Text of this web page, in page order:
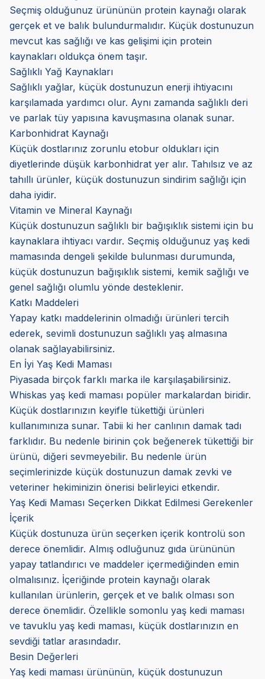
Seçmiş olduğunuz ürününün protein kaynağı olarak
gerçek et ve balık bulundurmalıdır. Küçük dostunuzun
mevcut kas sağlığı ve kas gelişimi için protein
kaynakları oldukça önem taşır.
Sağlıklı Yağ Kaynakları
Sağlıklı yağlar, küçük dostunuzun enerji ihtiyacını
karşılamada yardımcı olur. Aynı zamanda sağlıklı deri
ve parlak tüy yapısına kavuşmasına olanak sunar.
Karbonhidrat Kaynağı
Küçük dostlarınız zorunlu etobur oldukları için
diyetlerinde düşük karbonhidrat yer alır. Tahılsız ve az
tahıllı ürünler, küçük dostunuzun sindirim sağlığı için
daha iyidir.
Vitamin ve Mineral Kaynağı
Küçük dostunuzun sağlıklı bir bağışıklık sistemi için bu
kaynaklara ihtiyacı vardır. Seçmiş olduğunuz yaş kedi
mamasında dengeli şekilde bulunması durumunda,
küçük dostunuzun bağışıklık sistemi, kemik sağlığı ve
genel sağlığı olumlu yönde desteklenir.
Katkı Maddeleri
Yapay katkı maddelerinin olmadığı ürünleri tercih
ederek, sevimli dostunuzun sağlıklı yaş almasına
olanak sağlayabilirsiniz.
En İyi Yaş Kedi Maması
Piyasada birçok farklı marka ile karşılaşabilirsiniz.
Whiskas yaş kedi maması popüler markalardan biridir.
Küçük dostlarınızın keyifle tükettiği ürünleri
kullanımınıza sunar. Tabii ki her canlının damak tadı
farklıdır. Bu nedenle birinin çok beğenerek tükettiği bir
ürünü, diğeri sevmeyebilir. Bu nedenle ürün
seçimlerinizde küçük dostunuzun damak zevki ve
veteriner hekiminizin önerisi belirleyici etkendir.
Yaş Kedi Maması Seçerken Dikkat Edilmesi Gerekenler
İçerik
Küçük dostunuza ürün seçerken içerik kontrolü son
derece önemlidir. Almış odluğunuz gıda ürününün
yapay tatlandırıcı ve maddeler içermediğinden emin
olmalısınız. İçeriğinde protein kaynağı olarak
kullanılan ürünlerin, gerçek et ve balık olması son
derece önemlidir. Özellikle somonlu yaş kedi maması
ve tavuklu yaş kedi maması, küçük dostlarınızın en
sevdiği tatlar arasındadır.
Besin Değerleri
Yaş kedi maması ürününün, küçük dostunuzun